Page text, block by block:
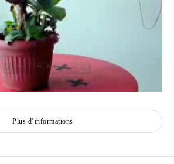
Plus d’informations